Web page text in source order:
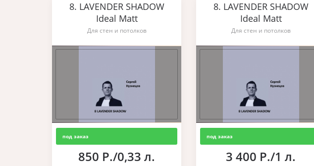
8. LAVENDER SHADOW
Ideal Matt
Для стен и потолков
под заказ
850 Р./0,33 л.
8. LAVENDER SHADOW
Ideal Matt
Для стен и потолков
под заказ
3 400 Р./1 л.